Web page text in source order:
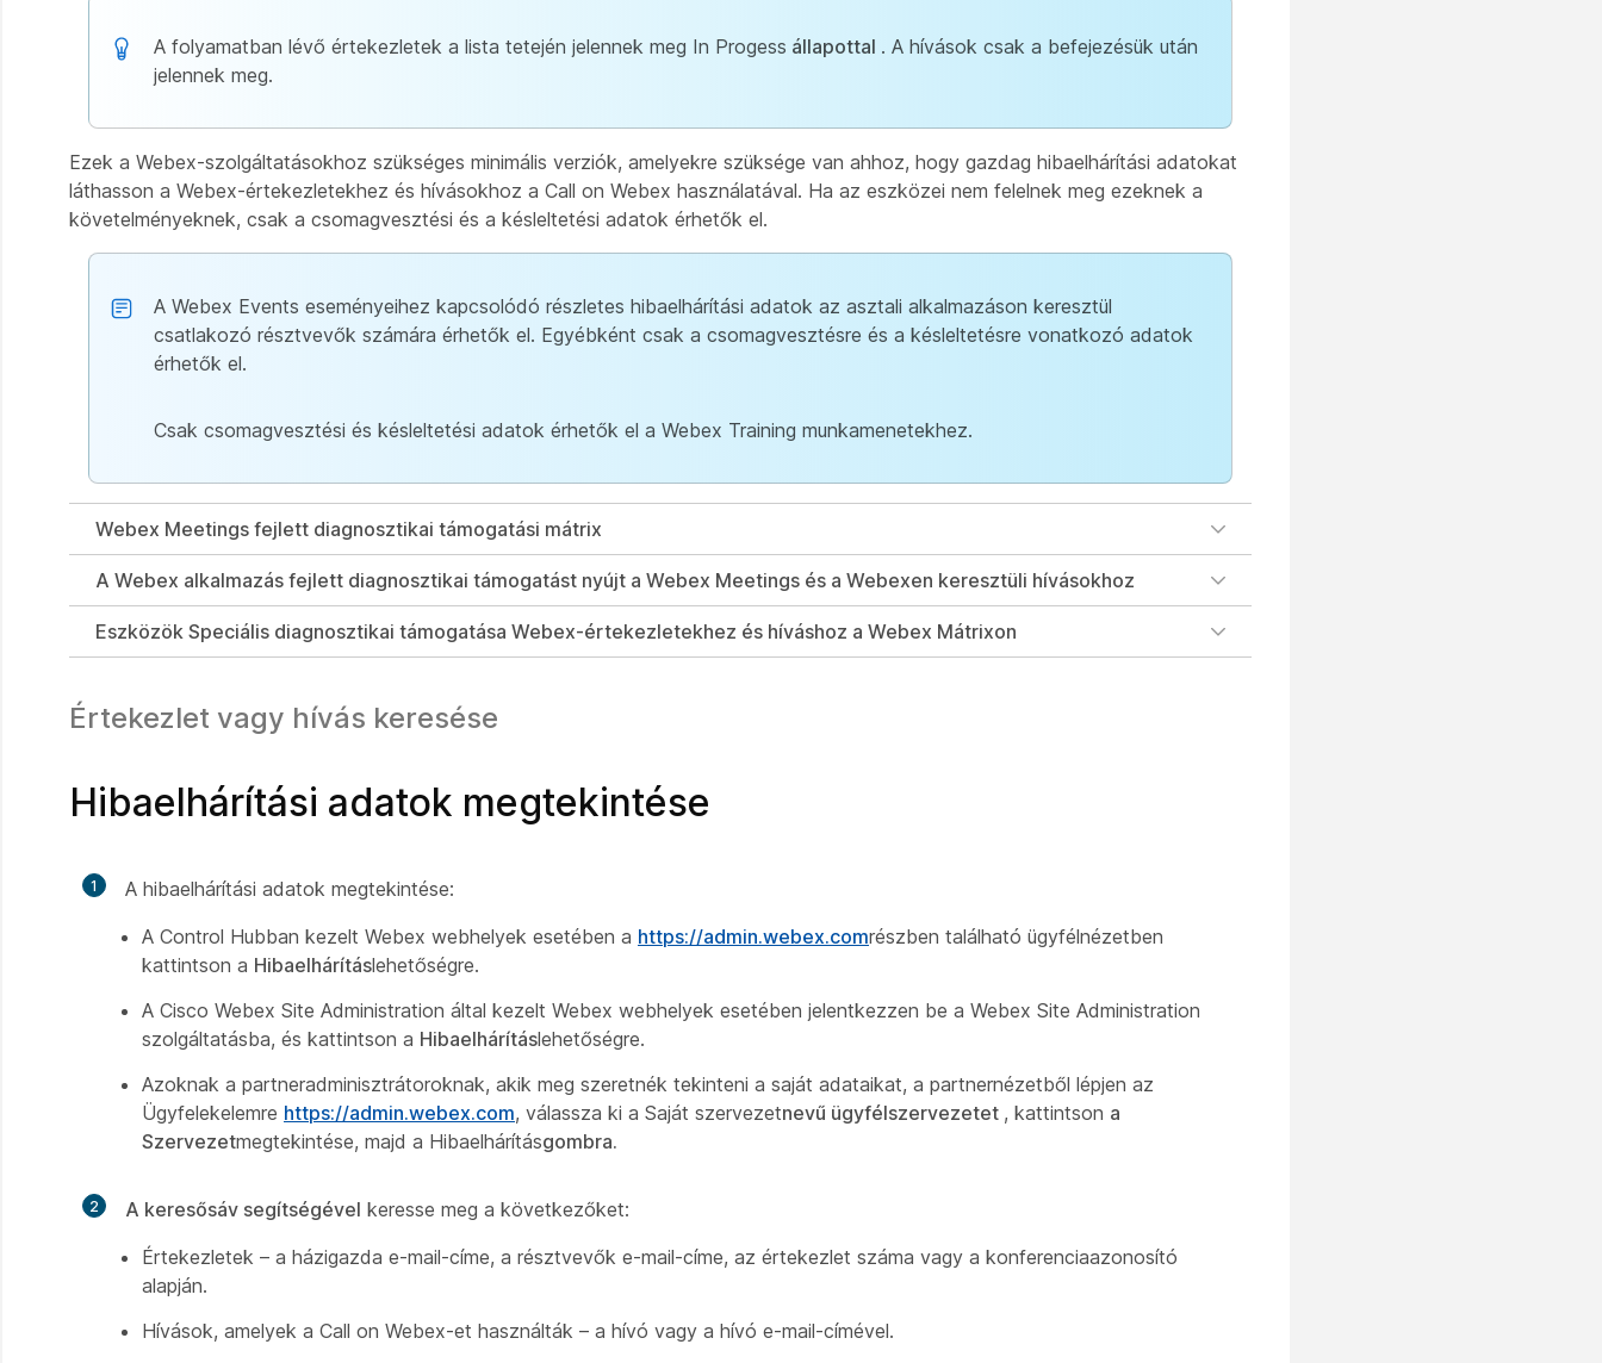
A folyamatban lévő értekezletek a lista tetején jelennek meg In Progess állapottal . A hívások csak a befejezésük után
jelennek meg.
Ezek a Webex-szolgáltatásokhoz szükséges minimális verziók, amelyekre szüksége van ahhoz, hogy gazdag hibaelhárítási adatokat
láthasson a Webex-értekezletekhez és hívásokhoz a Call on Webex használatával. Ha az eszközei nem felelnek meg ezeknek a
követelményeknek, csak a csomagvesztési és a késleltetési adatok érhetők el.
A Webex Events eseményeihez kapcsolódó részletes hibaelhárítási adatok az asztali alkalmazáson keresztül
csatlakozó résztvevők számára érhetők el. Egyébként csak a csomagvesztésre és a késleltetésre vonatkozó adatok
érhetők el.
Csak csomagvesztési és késleltetési adatok érhetők el a Webex Training munkamenetekhez.
Webex Meetings fejlett diagnosztikai támogatási mátrix
A Webex alkalmazás fejlett diagnosztikai támogatást nyújt a Webex Meetings és a Webexen keresztüli hívásokhoz
Eszközök Speciális diagnosztikai támogatása Webex-értekezletekhez és híváshoz a Webex Mátrixon
Értekezlet vagy hívás keresése
Hibaelhárítási adatok megtekintése
1
A hibaelhárítási adatok megtekintése:
A Control Hubban kezelt Webex webhelyek esetében a https://admin.webex.comrészben található ügyfélnézetben
kattintson a Hibaelhárításlehetőségre.
A Cisco Webex Site Administration által kezelt Webex webhelyek esetében jelentkezzen be a Webex Site Administration
szolgáltatásba, és kattintson a Hibaelhárításlehetőségre.
Azoknak a partneradminisztrátoroknak, akik meg szeretnék tekinteni a saját adataikat, a partnernézetből lépjen az
Ügyfelekelemre https://admin.webex.com, válassza ki a Saját szervezetnevű ügyfélszervezetet , kattintson a
Szervezetmegtekintése, majd a Hibaelhárításgombra.
2 A keresősáv segítségével keresse meg a következőket:
Értekezletek – a házigazda e-mail-címe, a résztvevők e-mail-címe, az értekezlet száma vagy a konferenciaazonosító
alapján.
Hívások, amelyek a Call on Webex-et használták – a hívó vagy a hívó e-mail-címével.